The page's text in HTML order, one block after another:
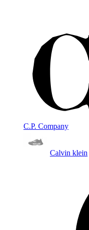
C.P. Company
Calvin klein